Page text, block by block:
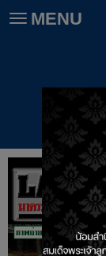
Toggle
MENU